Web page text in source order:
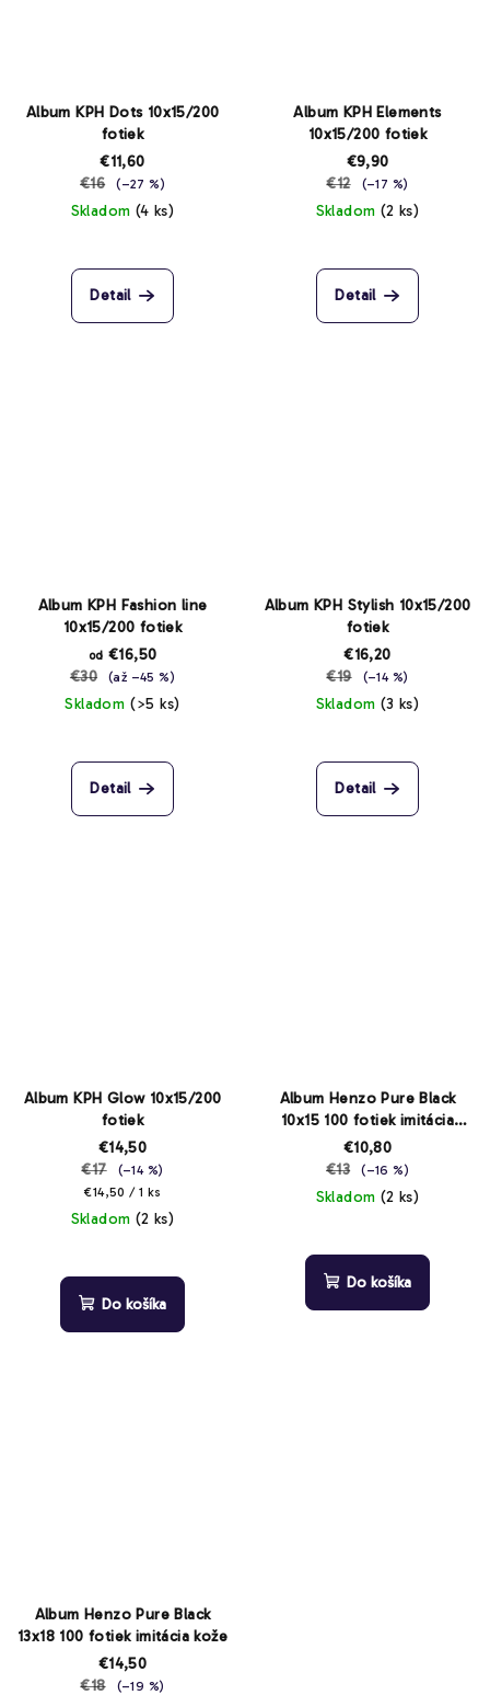
Album KPH Dots 10x15/200
fotiek
€11,60
€16
(–27 %)
Skladom (4 ks)
Detail
Album KPH Elements
10x15/200 fotiek
€9,90
€12
(–17 %)
Skladom (2 ks)
Detail
Album KPH Fashion line
10x15/200 fotiek
od €16,50
€30
(až –45 %)
Skladom (>5 ks)
Detail
Album KPH Stylish 10x15/200
fotiek
€16,20
€19
(–14 %)
Skladom (3 ks)
Detail
Album KPH Glow 10x15/200
fotiek
€14,50
€17
(–14 %)
Jednotková
cena:
€14,50 / 1 ks
Skladom (2 ks)
Do košíka
Album Henzo Pure Black
10x15 100 fotiek imitácia
kože
€10,80
€13
(–16 %)
Skladom (2 ks)
Do košíka
Album Henzo Pure Black
13x18 100 fotiek imitácia kože
€14,50
€18
(–19 %)